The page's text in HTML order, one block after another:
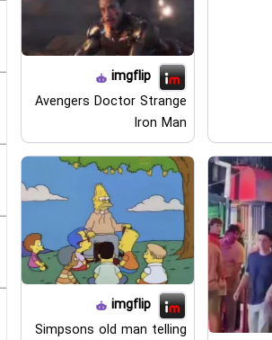
imgflip
Avengers Doctor Strange
Iron Man
imgflip
Simpsons old man telling